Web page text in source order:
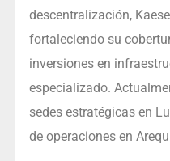
descentralización,
fortaleciendo su
inversiones en
especializado.
sedes estratégicas en
de operaciones en